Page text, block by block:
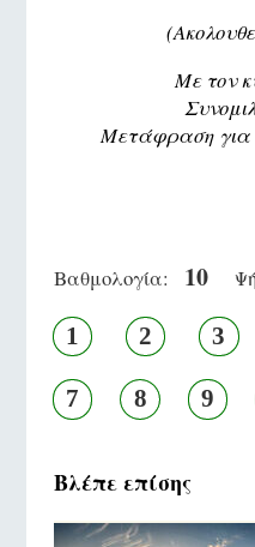
Με τον
Μετάφραση για
Βαθμολογία: 10
1 2 3
7 8 9
Βλέπε επίσης